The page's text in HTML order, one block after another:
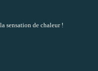
sensation de chaleur !